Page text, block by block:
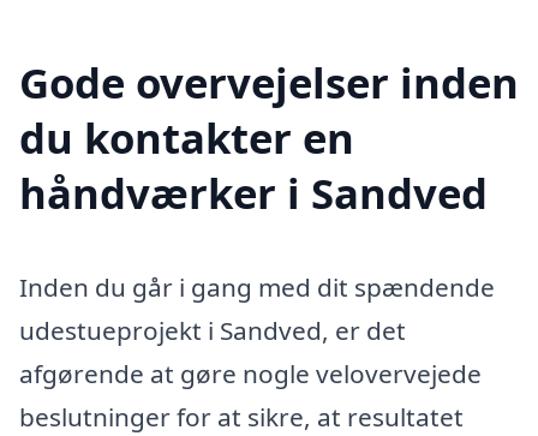
Gode overvejelser inden
du kontakter en
håndværker i Sandved
Inden du går i gang med dit spændende
udestueprojekt i Sandved, er det
afgørende at gøre nogle velovervejede
beslutninger for at sikre, at resultatet